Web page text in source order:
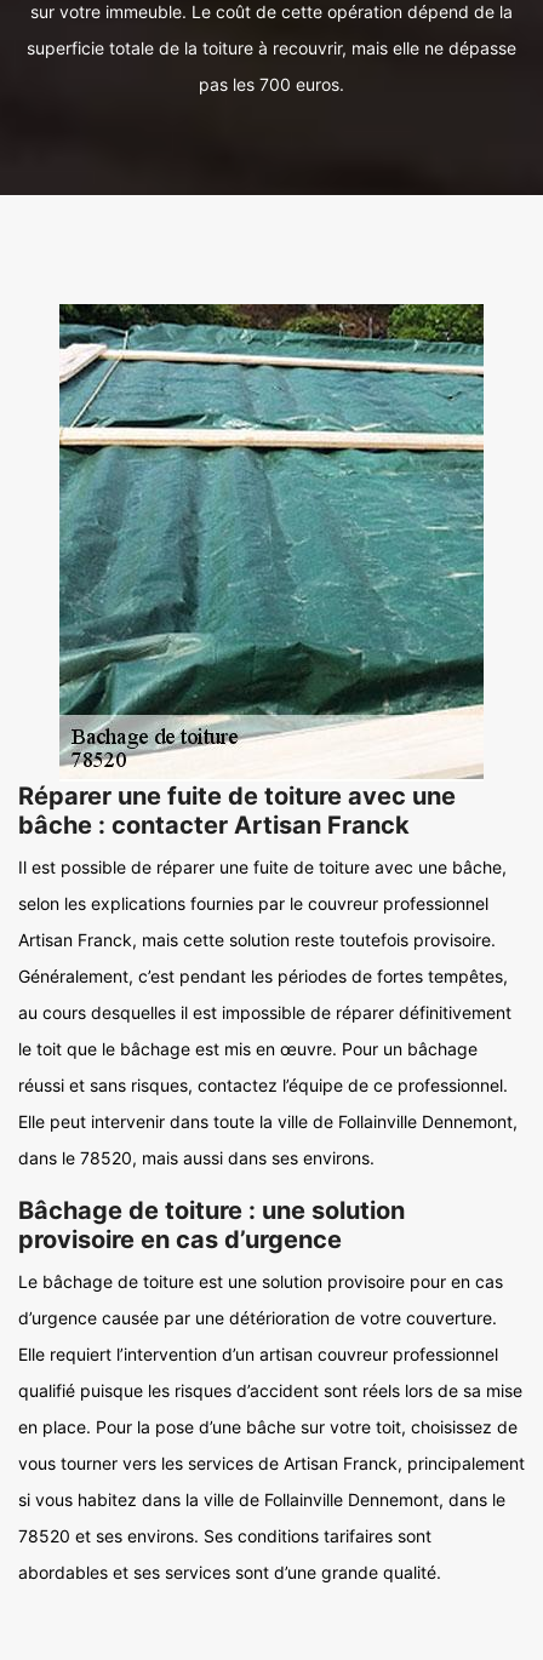
sur votre immeuble. Le coût de cette opération dépend de la
superficie totale de la toiture à recouvrir, mais elle ne dépasse
pas les 700 euros.
Réparer une fuite de toiture avec une
bâche : contacter Artisan Franck
Il est possible de réparer une fuite de toiture avec une bâche,
selon les explications fournies par le couvreur professionnel
Artisan Franck, mais cette solution reste toutefois provisoire.
Généralement, c’est pendant les périodes de fortes tempêtes,
au cours desquelles il est impossible de réparer définitivement
le toit que le bâchage est mis en œuvre. Pour un bâchage
réussi et sans risques, contactez l’équipe de ce professionnel.
Elle peut intervenir dans toute la ville de Follainville Dennemont,
dans le 78520, mais aussi dans ses environs.
Bâchage de toiture : une solution
provisoire en cas d’urgence
Le bâchage de toiture est une solution provisoire pour en cas
d’urgence causée par une détérioration de votre couverture.
Elle requiert l’intervention d’un artisan couvreur professionnel
qualifié puisque les risques d’accident sont réels lors de sa mise
en place. Pour la pose d’une bâche sur votre toit, choisissez de
vous tourner vers les services de Artisan Franck, principalement
si vous habitez dans la ville de Follainville Dennemont, dans le
78520 et ses environs. Ses conditions tarifaires sont
abordables et ses services sont d’une grande qualité.